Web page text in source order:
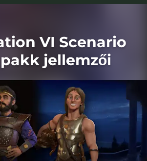
VI Scenario
jellemzői